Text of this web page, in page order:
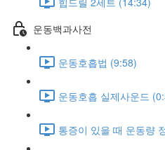
운동백과사전
운동호흡법 (9:58)
운동호흡 실제사운드
통증이 있을 때 운동량